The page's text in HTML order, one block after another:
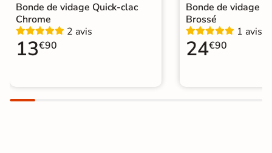
Bonde de vidage Quick-clac
Chrome
2 avis
13€90
Bonde de vidage
Brossé
1 avis
24€90